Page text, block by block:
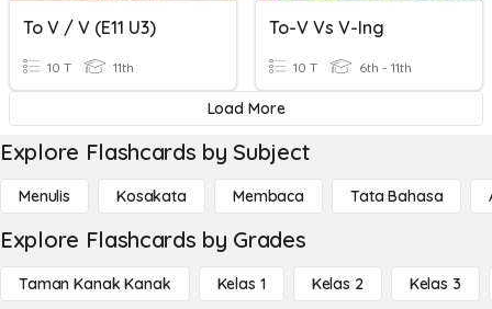
To V / V (e11 U3)
10 T 11th
To-V Vs V-Ing
10 T 6th - 11th
Load More
Explore Flashcards by Subject
Menulis Kosakata Membaca Tata Bahasa
Explore Flashcards by Grades
Taman Kanak Kanak Kelas 1 Kelas 2 Kelas 3